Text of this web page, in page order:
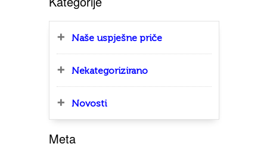
Naše uspješne priče
Nekategorizirano
Novosti
Meta